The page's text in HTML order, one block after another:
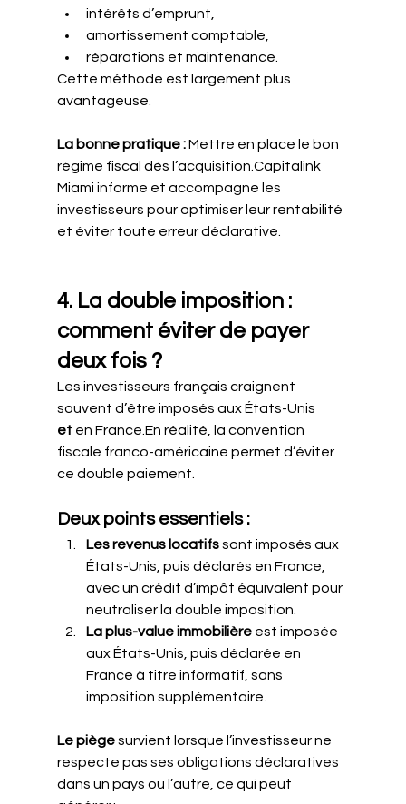
intérêts d’emprunt,
amortissement comptable,
réparations et maintenance.
Cette méthode est largement plus
avantageuse.
La bonne pratique : Mettre en place le bon
régime fiscal dès l’acquisition.Capitalink
Miami informe et accompagne les
investisseurs pour optimiser leur rentabilité
et éviter toute erreur déclarative.
4. La double imposition :
comment éviter de payer
deux fois ?
Les investisseurs français craignent
souvent d’être imposés aux États-Unis
et en France.En réalité, la convention
fiscale franco-américaine permet d’éviter
ce double paiement.
Deux points essentiels :
Les revenus locatifs sont imposés aux
États-Unis, puis déclarés en France,
avec un crédit d’impôt équivalent pour
neutraliser la double imposition.
La plus-value immobilière est imposée
aux États-Unis, puis déclarée en
France à titre informatif, sans
imposition supplémentaire.
Le piège survient lorsque l’investisseur ne
respecte pas ses obligations déclaratives
dans un pays ou l’autre, ce qui peut